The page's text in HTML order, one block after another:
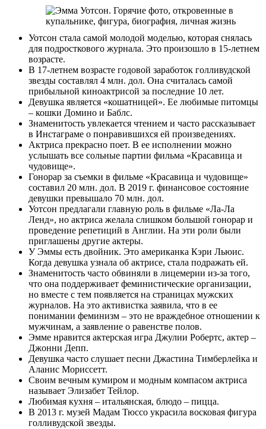
Уотсон стала самой молодой моделью, которая снялась
для подросткового журнала. Это произошло в 15-летнем
возрасте.
В 17-летнем возрасте годовой заработок голливудской
звезды составлял 4 млн. дол. Она считалась самой
прибыльной киноактрисой за последние 10 лет.
Девушка является «кошатницей». Ее любимые питомцы
– кошки Домино и Баблс.
Знаменитость увлекается чтением и часто рассказывает
в Инстаграме о понравившихся ей произведениях.
Актриса прекрасно поет. В ее исполнении можно
услышать все сольные партии фильма «Красавица и
чудовище».
Гонорар за съемки в фильме «Красавица и чудовище»
составил 20 млн. дол. В 2019 г. финансовое состояние
девушки превышало 70 млн. дол.
Уотсон предлагали главную роль в фильме «Ла-Ла
Ленд», но актриса желала слишком большой гонорар и
проведение репетиций в Англии. На эти роли были
приглашены другие актеры.
У Эммы есть двойник. Это американка Кэри Льюис.
Когда девушка узнала об актрисе, стала подражать ей.
Знаменитость часто обвиняли в лицемерии из-за того,
что она поддерживает феминистические организации,
но вместе с тем появляется на страницах мужских
журналов. На это активистка заявила, что в ее
понимании феминизм – это не враждебное отношении к
мужчинам, а заявление о равенстве полов.
Эмме нравится актерская игра Джулии Робертс, актер –
Джонни Депп.
Девушка часто слушает песни Джастина Тимберлейка и
Аланис Мориссетт.
Своим вечным кумиром и модным компасом актриса
называет Элизабет Тейлор.
Любимая кухня – итальянская, блюдо – пицца.
В 2013 г. музей Мадам Тюссо украсила восковая фигура
голливудской звезды.